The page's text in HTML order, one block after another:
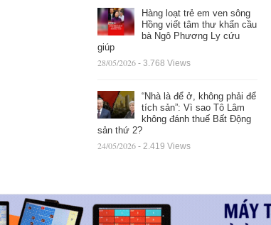
Hàng loạt trẻ em ven sông
Hồng viết tâm thư khẩn cầu
bà Ngô Phương Ly cứu
giúp
28/05/2026 - 3.768 Views
“Nhà là để ở, không phải để
tích sản”: Vì sao Tô Lâm
không đánh thuế Bất Động
sản thứ 2?
24/05/2026 - 2.419 Views